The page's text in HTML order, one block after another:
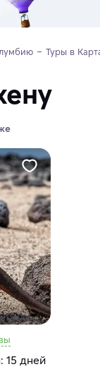
Туры в
15 дней